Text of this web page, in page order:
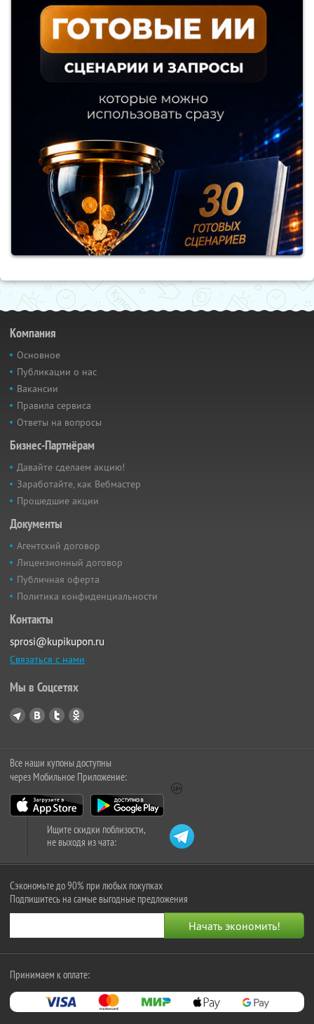
Компания
Основное
Публикации о нас
Вакансии
Правила сервиса
Ответы на вопросы
Бизнес-Партнёрам
Давайте сделаем акцию!
Заработайте, как Вебмастер
Прошедшие акции
Документы
Агентский договор
Лицензионный договор
Публичная оферта
Политика конфиденциальности
Контакты
sprosi@kupikupon.ru
Связаться с нами
Мы в Соцсетях
Все наши купоны доступны
через Мобильное Приложение:
Ищите скидки поблизости,
не выходя из чата:
Сэкономьте до 90% при любых покупках
Подпишитесь на самые выгодные предложения
Принимаем к оплате: